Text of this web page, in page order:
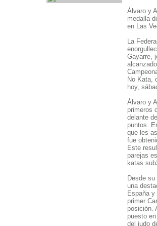
Álvaro y
medalla
en Las
La
Gayarre,
No Kata,
hoy,
Álvaro y
primeros
delante
puntos.
que les
fue
Este
parejas
katas
Desde
una
España
primer
posición.
puesto
del judo